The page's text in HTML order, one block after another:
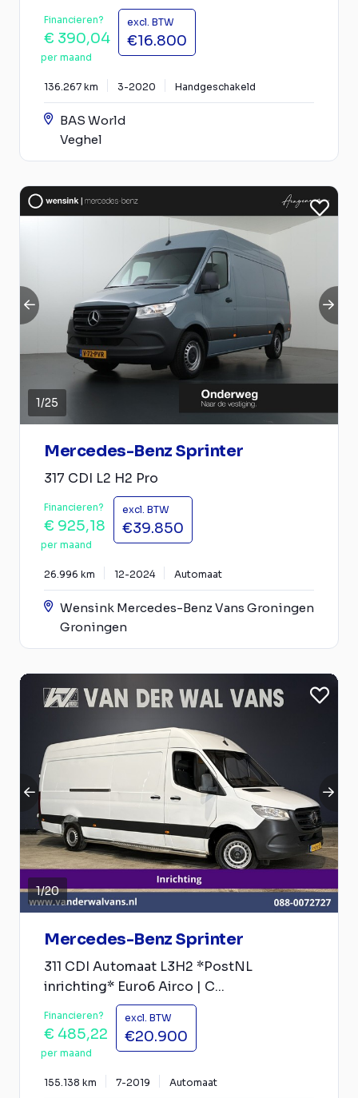
Financieren?
€ 390,04
per maand
excl. BTW
€16.800
136.267 km 3-2020 Handgeschakeld
BAS World
Veghel
1/25
Mercedes-Benz Sprinter
317 CDI L2 H2 Pro
Financieren?
€ 925,18
per maand
excl. BTW
€39.850
26.996 km 12-2024 Automaat
Wensink Mercedes-Benz Vans Groningen
Groningen
1/20
Mercedes-Benz Sprinter
311 CDI Automaat L3H2 *PostNL
inrichting* Euro6 Airco | C...
Financieren?
€ 485,22
per maand
excl. BTW
€20.900
155.138 km 7-2019 Automaat